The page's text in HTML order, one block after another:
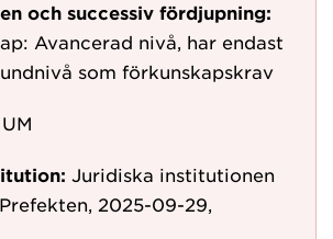
och successiv fördjupning:
Avancerad nivå, har endast
som förkunskapskrav
UM
Juridiska institutionen
Prefekten, 2025-09-29,